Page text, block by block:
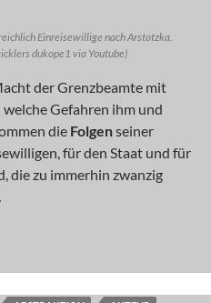
Einreisewillige nach Arstotzka.
dukope1 via Youtube)
der Grenzbeamte mit
Gefahren ihm und
die Folgenseiner
für den Staat und für
die zu immerhin zwanzig